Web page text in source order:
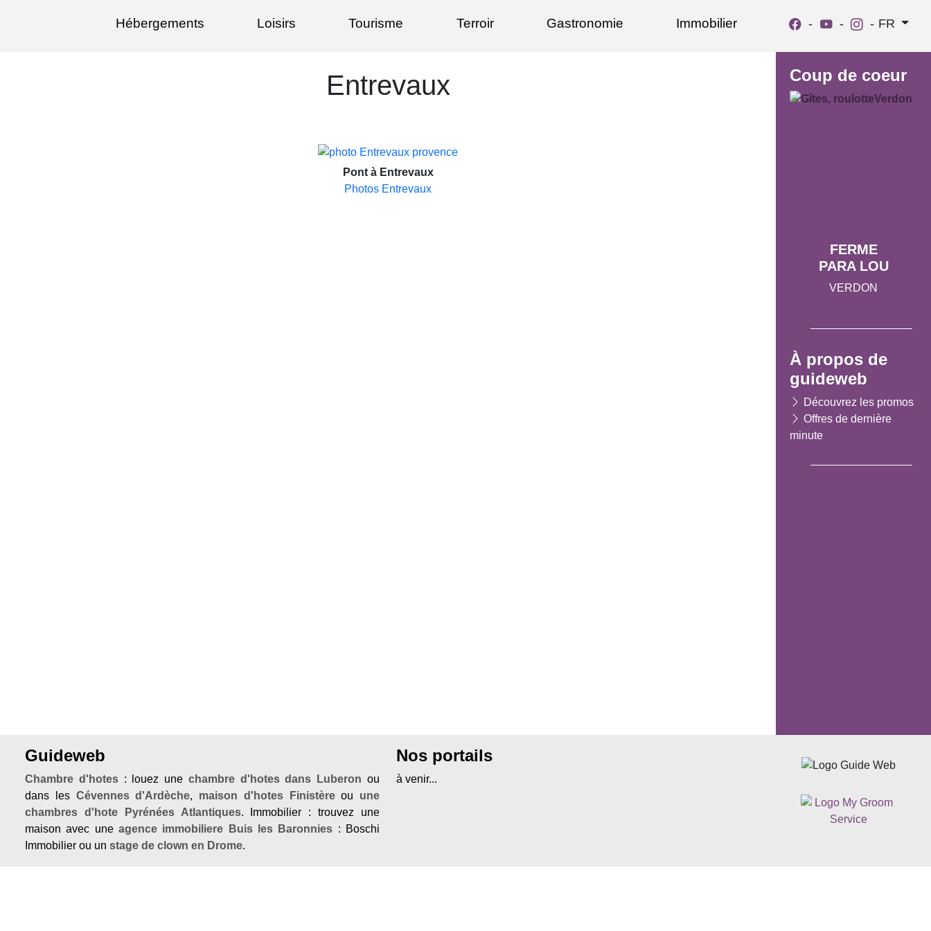
Hébergements Loisirs Tourisme Terroir Gastronomie Immobilier - - - FR
Entrevaux
Pont à Entrevaux
Photos Entrevaux
Coup de coeur
FERME
PARA LOU
VERDON
À propos de
guideweb
Découvrez les promos
Offres de dernière
minute
Guideweb
Chambre d'hotes: louez une chambre d'hotes dans Luberon ou
dans les Cévennes d'Ardèche, maison d'hotes Finistèreou une
chambres d'hote Pyrénées Atlantiques. Immobilier : trouvez une
maison avec une agence immobiliere Buis les Baronnies : Boschi
Immobilier ou un stage de clown en Drome.
Nos portails
à venir...